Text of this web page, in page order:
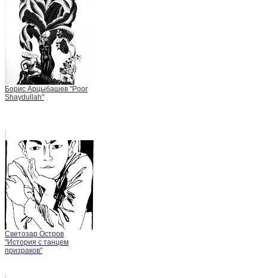
Борис Арцыбашев "Poor
Shaydullah"
Светозар Остров
"История с танцем
призраков"